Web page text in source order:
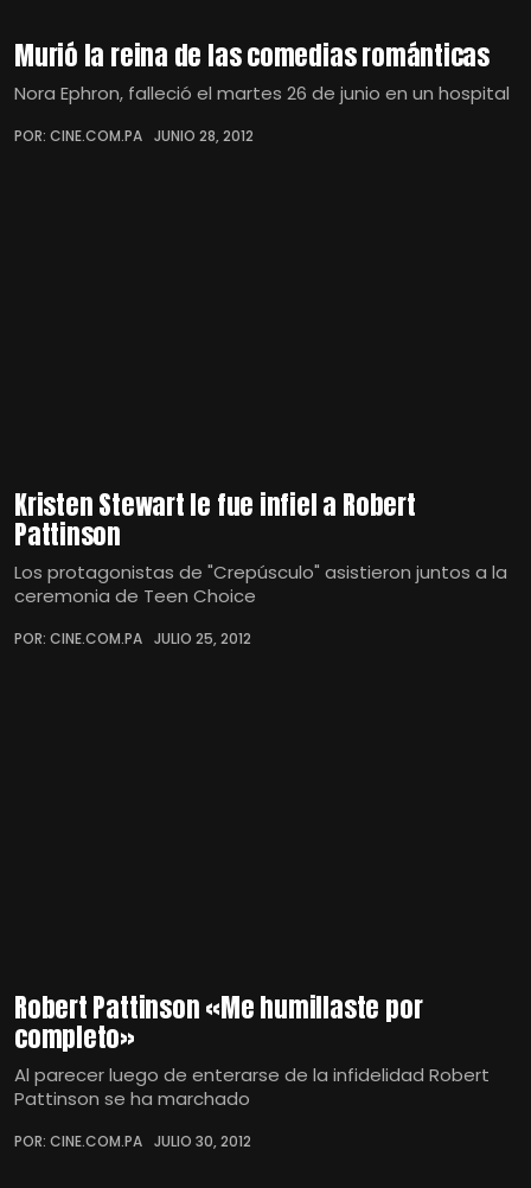
Murió la reina de las comedias románticas
Nora Ephron, falleció el martes 26 de junio en un hospital
POR: CINE.COM.PA JUNIO 28, 2012
Kristen Stewart le fue infiel a Robert
Pattinson
Los protagonistas de "Crepúsculo" asistieron juntos a la
ceremonia de Teen Choice
POR: CINE.COM.PA JULIO 25, 2012
Robert Pattinson «Me humillaste por
completo»
Al parecer luego de enterarse de la infidelidad Robert
Pattinson se ha marchado
POR: CINE.COM.PA JULIO 30, 2012